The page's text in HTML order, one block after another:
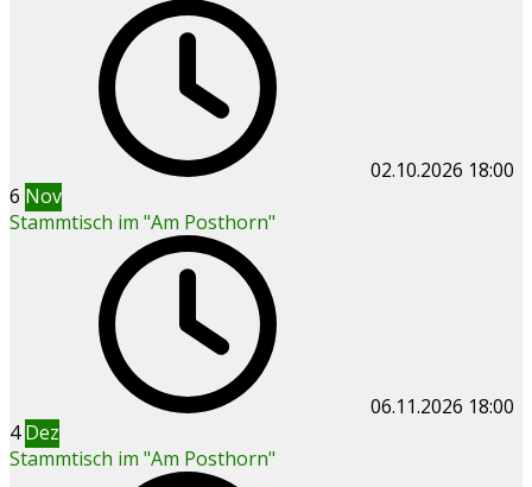
02.10.2026 18:00
6 Nov
Stammtisch im "Am Posthorn"
06.11.2026 18:00
4 Dez
Stammtisch im "Am Posthorn"